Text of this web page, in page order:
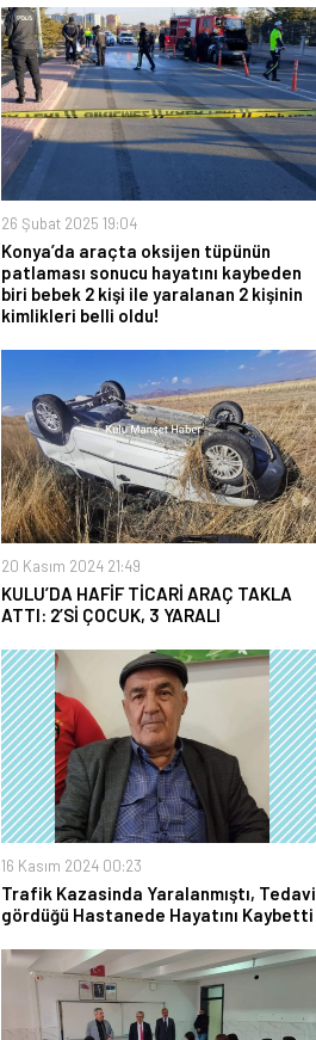
26 Şubat 2025 19:04
Konya’da araçta oksijen tüpünün
patlaması sonucu hayatını kaybeden
biri bebek 2 kişi ile yaralanan 2 kişinin
kimlikleri belli oldu!
20 Kasım 2024 21:49
KULU’DA HAFİF TİCARİ ARAÇ TAKLA
ATTI: 2’Sİ ÇOCUK, 3 YARALI
16 Kasım 2024 00:23
Trafik Kazasinda Yaralanmıştı, Tedavi
gördüğü Hastanede Hayatını Kaybetti